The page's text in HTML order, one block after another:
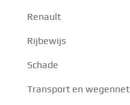
Renault
Rijbewijs
Schade
Transport en wegennet